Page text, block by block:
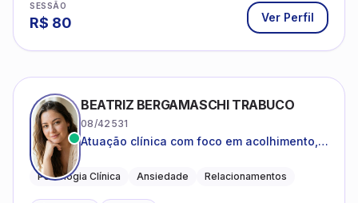
SESSÃO
R$ 80 Ver Perfil
BEATRIZ BERGAMASCHI TRABUCO
08/42531
Atuação clínica com foco em acolhimento,
Psicologia Clínica Ansiedade Relacionamentos